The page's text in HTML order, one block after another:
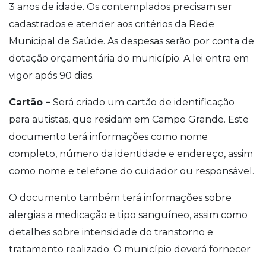
3 anos de idade. Os contemplados precisam ser
cadastrados e atender aos critérios da Rede
Municipal de Saúde. As despesas serão por conta de
dotação orçamentária do município. A lei entra em
vigor após 90 dias.
Cartão – Será criado um cartão de identificação
para autistas, que residam em Campo Grande. Este
documento terá informações como nome
completo, número da identidade e endereço, assim
como nome e telefone do cuidador ou responsável.
O documento também terá informações sobre
alergias a medicação e tipo sanguíneo, assim como
detalhes sobre intensidade do transtorno e
tratamento realizado. O município deverá fornecer